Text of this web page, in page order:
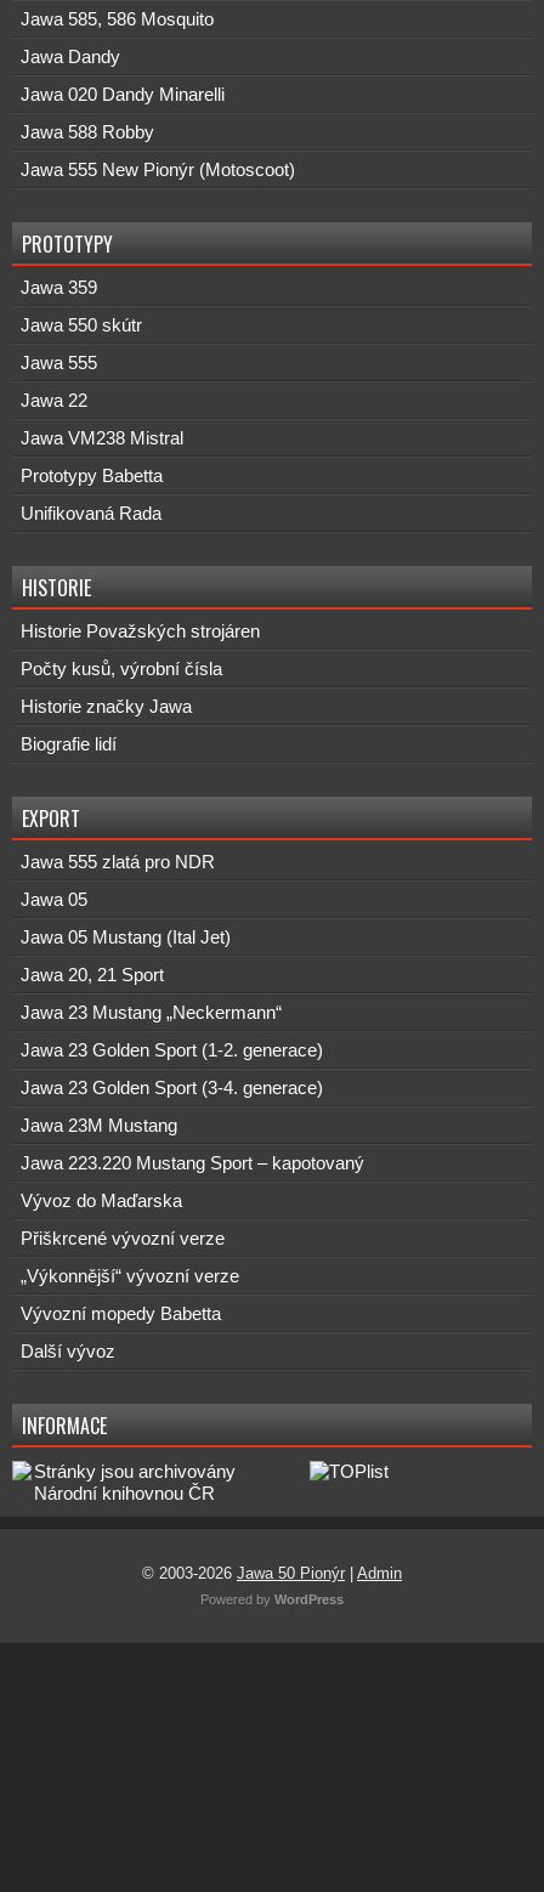
Jawa 585, 586 Mosquito
Jawa Dandy
Jawa 020 Dandy Minarelli
Jawa 588 Robby
Jawa 555 New Pionýr (Motoscoot)
PROTOTYPY
Jawa 359
Jawa 550 skútr
Jawa 555
Jawa 22
Jawa VM238 Mistral
Prototypy Babetta
Unifikovaná Rada
HISTORIE
Historie Považských strojáren
Počty kusů, výrobní čísla
Historie značky Jawa
Biografie lidí
EXPORT
Jawa 555 zlatá pro NDR
Jawa 05
Jawa 05 Mustang (Ital Jet)
Jawa 20, 21 Sport
Jawa 23 Mustang „Neckermann“
Jawa 23 Golden Sport (1-2. generace)
Jawa 23 Golden Sport (3-4. generace)
Jawa 23M Mustang
Jawa 223.220 Mustang Sport – kapotovaný
Vývoz do Maďarska
Přiškrcené vývozní verze
„Výkonnější“ vývozní verze
Vývozní mopedy Babetta
Další vývoz
INFORMACE
© 2003-2026 Jawa 50 Pionýr Admin
Powered by WordPress